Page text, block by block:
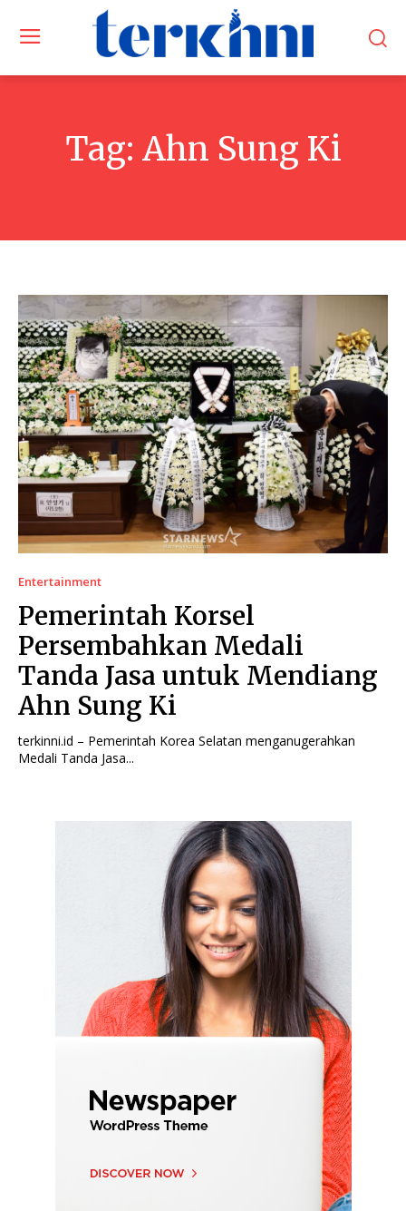
Tag: Ahn Sung Ki
Entertainment
Pemerintah Korsel
Persembahkan Medali
Tanda Jasa untuk Mendiang
Ahn Sung Ki
terkinni.id – Pemerintah Korea Selatan menganugerahkan
Medali Tanda Jasa...